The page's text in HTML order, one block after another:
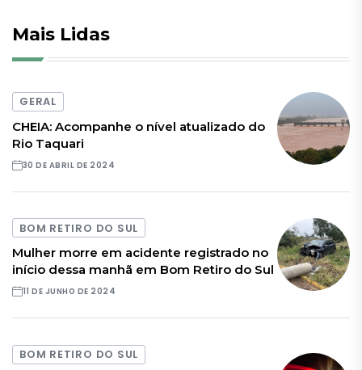
Mais Lidas
GERAL
CHEIA: Acompanhe o nível atualizado do
Rio Taquari
30 DE ABRIL DE 2024
BOM RETIRO DO SUL
Mulher morre em acidente registrado no
início dessa manhã em Bom Retiro do Sul
11 DE JUNHO DE 2024
BOM RETIRO DO SUL